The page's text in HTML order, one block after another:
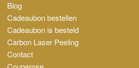
Blog
Cadeaubon bestellen
Cadeaubon is besteld
Carbon Laser Peeling
Contact